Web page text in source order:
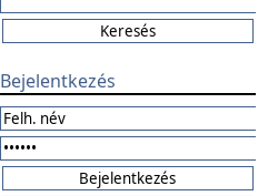
Bejelentkezés